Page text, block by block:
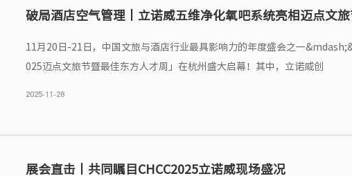
破局酒店空气管理丨立诺威五维净化氧吧系统亮相迈点文
11月20日-21日，中国文旅与酒店行业最具影响力的年度盛会之一
025迈点文旅节暨最佳东方人才周」在杭州盛大启幕！其中，立诺威创
2025-11-28
展会直击丨共同瞩目CHCC2025立诺威现场盛况